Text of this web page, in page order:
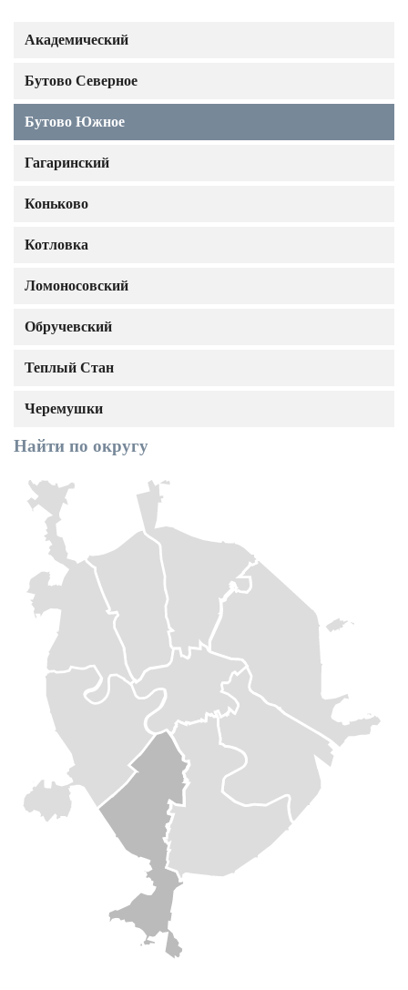
Академический
Бутово Северное
Бутово Южное
Гагаринский
Коньково
Котловка
Ломоносовский
Обручевский
Теплый Стан
Черемушки
Найти по округу